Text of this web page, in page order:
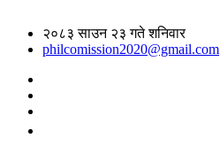
२०८३ साउन २३ गते शनिवार
philcomission2020@gmail.com